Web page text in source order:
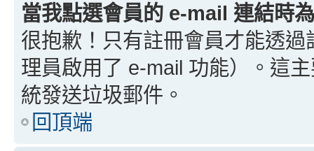
當我點選會員的 e-mail 連結時
很抱歉！只有註冊會員才能透
理員啟用了 e-mail 功能）。這
統發送垃圾郵件。
回頂端